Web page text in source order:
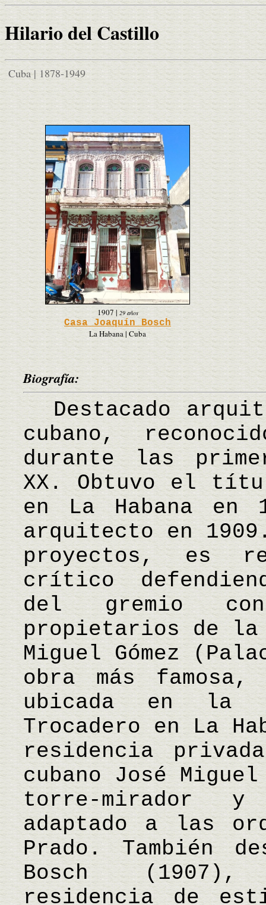
Hilario del Castillo
Cuba | 1878-1949
1907| 29 años
Casa Joaquín Bosch
La Habana | Cuba
Biografía:
Destacado
cubano,
durante las
XX. Obtuvo el
en La Habana en
arquitecto en
proyectos, es
crítico
del gremio
propietarios de la
Miguel Gómez
obra más famosa,
ubicada en la
Trocadero en La
residencia
cubano José
torre-mirador
adaptado a las
Prado. También
Bosch
residencia de